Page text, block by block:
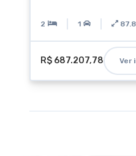
2 1 87.8
R$ 687.207,78 Ver